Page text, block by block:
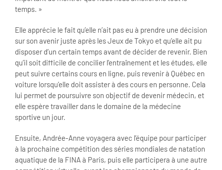
temps. »
Elle apprécie le fait qu’elle n’ait pas eu à prendre une décision
sur son avenir juste après les Jeux de Tokyo et qu’elle ait pu
disposer d’un certain temps avant de décider de revenir. Bien
qu’il soit difficile de concilier l’entraînement et les études, elle
peut suivre certains cours en ligne, puis revenir à Québec en
voiture lorsqu’elle doit assister à des cours en personne. Cela
lui permet de poursuivre son objectif de devenir médecin, et
elle espère travailler dans le domaine de la médecine
sportive un jour.
Ensuite, Andrée-Anne voyagera avec l’équipe pour participer
à la prochaine compétition des séries mondiales de natation
aquatique de la FINA à Paris, puis elle participera à une autre